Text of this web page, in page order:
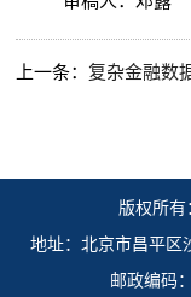
上一条： 复杂金融数据
版权所
地址：北京市昌平区
邮政编码